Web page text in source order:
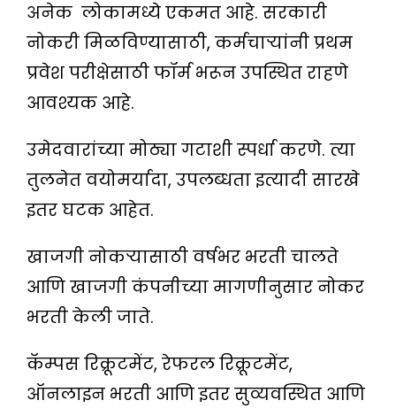
अनेक लोकामध्ये एकमत आहे. सरकारी
नोकरी मिळविण्यासाठी, कर्मचार्‍यांनी प्रथम
प्रवेश परीक्षेसाठी फॉर्म भरून उपस्थित राहणे
आवश्यक आहे.
उमेदवारांच्या मोठ्या गटाशी स्पर्धा करणे. त्या
तुलनेत वयोमर्यादा, उपलब्धता इत्यादी सारखे
इतर घटक आहेत.
खाजगी नोकऱ्यासाठी वर्षभर भरती चालते
आणि खाजगी कंपनीच्या मागणीनुसार नोकर
भरती केली जाते.
कॅम्पस रिक्रूटमेंट, रेफरल रिक्रूटमेंट,
ऑनलाइन भरती आणि इतर सुव्यवस्थित आणि